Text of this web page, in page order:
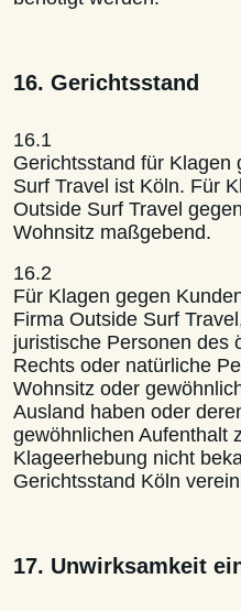
16. Gerichtsstand
16.1
Gerichtsstand für Klagen
Surf Travel ist Köln. Für
Outside Surf Travel
Wohnsitz maßgebend.
16.2
Für Klagen gegen
Firma Outside Surf
juristische Personen des
Rechts oder natürliche
Wohnsitz oder
Ausland haben oder
gewöhnlichen Aufenthalt
Klageerhebung nicht
Gerichtsstand Köln
17. Unwirksamkeit